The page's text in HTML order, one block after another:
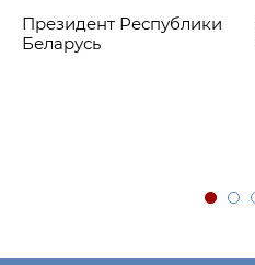
Президент Республики
Беларусь